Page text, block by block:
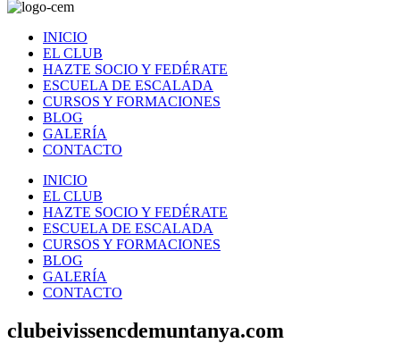
INICIO
EL CLUB
HAZTE SOCIO Y FEDÉRATE
ESCUELA DE ESCALADA
CURSOS Y FORMACIONES
BLOG
GALERÍA
CONTACTO
INICIO
EL CLUB
HAZTE SOCIO Y FEDÉRATE
ESCUELA DE ESCALADA
CURSOS Y FORMACIONES
BLOG
GALERÍA
CONTACTO
clubeivissencdemuntanya.com